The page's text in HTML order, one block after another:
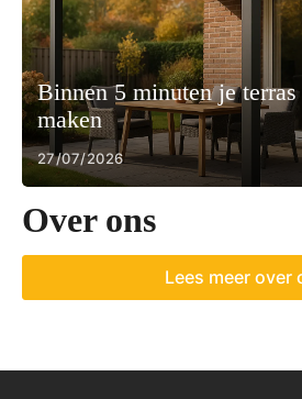
Binnen 5 minuten je
maken
27/07/2026
Over ons
Lees meer over